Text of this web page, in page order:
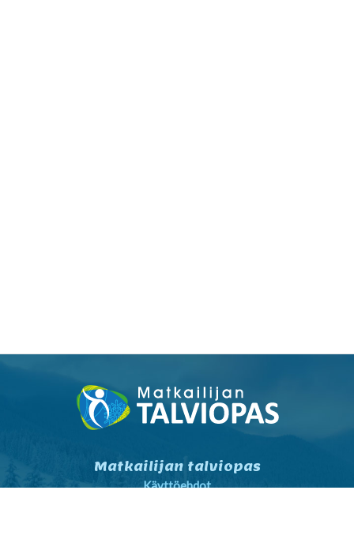
Matkailijan talviopas
Käyttöehdot